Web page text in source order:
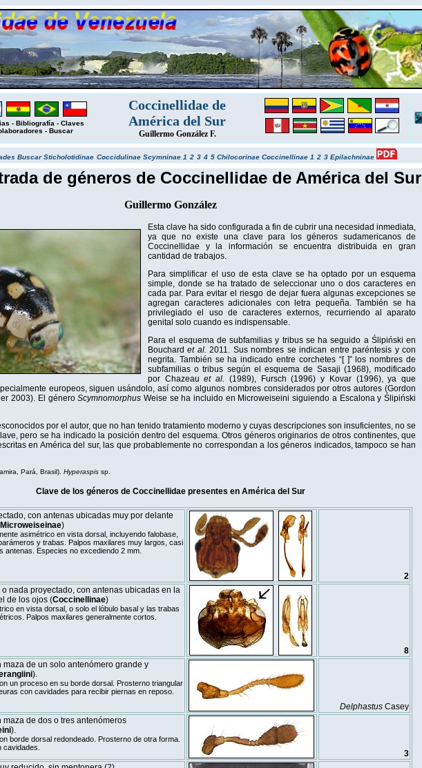
- Bibliografía - Claves
- Buscar
Coccinellidae de
América del Sur
Guillermo González F.
BuscarSticholotidinae Coccidulinae Scymninae 1 2 3 4 5 Chilocorinae Coccinellinae 1 2 3 Epilachninae
de géneros de Coccinellidae de América del Sur
Guillermo González
Esta clave ha sido configurada a fin de cubrir una necesidad inmediata,
ya que no existe una clave para los géneros sudamericanos de
Coccinellidae y la información se encuentra distribuida en gran
cantidad de trabajos.
Para simplificar el uso de esta clave se ha optado por un esquema
simple, donde se ha tratado de seleccionar uno o dos caracteres en
cada par. Para evitar el riesgo de dejar fuera algunas excepciones se
agregan caracteres adicionales con letra pequeña. También se ha
privilegiado el uso de caracteres externos, recurriendo al aparato
genital solo cuando es indispensable.
Para el esquema de subfamilias y tribus se ha seguido a Ślipiński en
Bouchardet al. 2011. Sus nombres se indican entre paréntesis y con
negrita. También se ha indicado entre corchetes “[ ]” los nombres de
subfamilias o tribus según el esquema de Sasaji (1968), modificado
por Chazeauet al. (1989), Fursch (1996) y Kovar (1996), ya que
europeos, siguen usándolo, así como algunos nombres considerados por otros autores (Gordon
2003). El géneroScymnomorphus Weise se ha incluido en Microweiseini siguiendo a Escalona y Ślipiński
por el autor, que no han tenido tratamiento moderno y cuyas descripciones son insuficientes, no se
pero se ha indicado la posición dentro del esquema. Otros géneros originarios de otros continentes, que
en América del sur, las que probablemente no correspondan a los géneros indicados, tampoco se han
Pará, Brasil). Hyperaspis sp.
Clave de los géneros de Coccinellidae presentes en América del Sur
con antenas ubicadas muy por delante
Microweiseinae)
asimétrico en vista dorsal, incluyendo falobase,
y trabas. Palpos maxilares muy largos, casi
antenas. Especies no excediendo 2 mm.
2
o nada proyectado, con antenas ubicadas en la
de los ojos (Coccinellinae)
en vista dorsal, o solo el lóbulo basal y las trabas
Palpos maxilares generalmente cortos.
8
maza de un solo antenómero grande y
).
un proceso en su borde dorsal. Prosterno triangular
con cavidades para recibir piernas en reposo.
Delphastus Casey
maza de dos o tres antenómeros
).
borde dorsal redondeado. Prosterno de otra forma.
cavidades.
3